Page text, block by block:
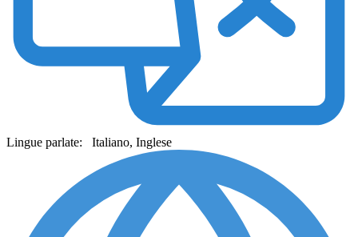
Lingue parlate: Italiano, Inglese